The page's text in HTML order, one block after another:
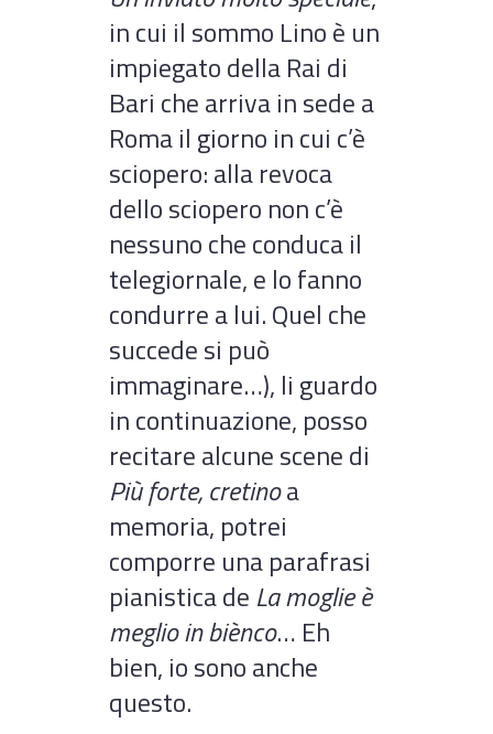
in cui il sommo Lino è un
impiegato della Rai di
Bari che arriva in sede a
Roma il giorno in cui c’è
sciopero: alla revoca
dello sciopero non c’è
nessuno che conduca il
telegiornale, e lo fanno
condurre a lui. Quel che
succede si può
immaginare…), li guardo
in continuazione, posso
recitare alcune scene di
Più forte, cretinoa
memoria, potrei
comporre una parafrasi
pianistica de La moglie è
meglio in biènco… Eh
bien, io sono anche
questo.